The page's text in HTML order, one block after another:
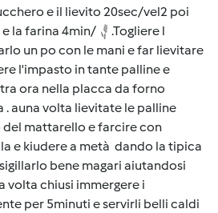
e il lievito 20sec/vel2 poi
e la farina 4min/
.Togliere l
un po con le mani e far lievitare
l'impasto in tante palline e
ora nella placca da forno
. auna volta lievitate le palline
mattarello e farcire con
e kiudere a metà dando la tipica
bene magari aiutandosi
volta chiusi immergere i
per 5minuti e servirli belli caldi